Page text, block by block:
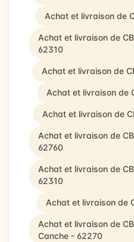
Achat et livraison de
Achat et livraison de
62310
Achat et livraison de
Achat et livraison de
Achat et livraison de
Achat et livraison de
62760
Achat et livraison de
62310
Achat et livraison de
Achat et livraison de
Canche - 62270